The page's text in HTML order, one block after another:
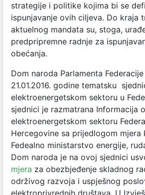
strategije i politike kojima bi se
ispunjavanje ovih ciljeva. Do kraja
aktuelnog mandata su, stoga,
predpripremne radnje za
obećanja.
Dom naroda Parlamenta
21.01.2016. godine tematsku
elektroenergetskom sektoru u
sjednici je razmatrana Informacija
elektroenergetskom sektoru
Hercegovine sa prijedlogom mjera
Fedealno ministarstvo energije,
Dom naroda je na ovoj sjednici
mjera za obezbjeđenje skladnog
održivog razvoja i uspješnog
elektroprivrednih društava. U